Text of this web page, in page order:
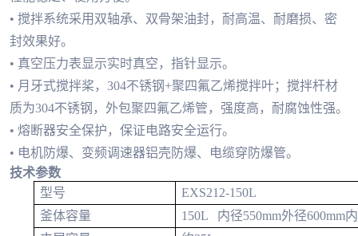
• 搅拌系统采用双轴承、双骨架油封，耐高温、耐磨损、密
封效果好。
• 真空压力表显示实时真空，指针显示。
• 月牙式搅拌桨，304不锈钢+聚四氟乙烯搅拌叶；搅拌杆材
质为304不锈钢，外包聚四氟乙烯管，强度高，耐腐蚀性强。
• 熔断器安全保护，保证电路安全运行。
• 电机防爆、变频调速器铝壳防爆、电缆穿防爆管。
技术参数
型号
EXS212-150L
釜体容量
150L 内径550mm外径600mm